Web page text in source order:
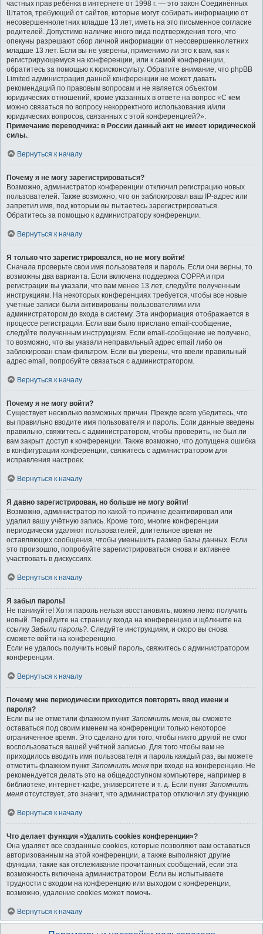
частных прав ребёнка в интернете от 1998 г. — это закон Соединённых
Штатов, требующий от сайтов, которые могут собирать информацию от
несовершеннолетних младше 13 лет, иметь на это письменное согласие
родителей. Допустимо наличие иного вида подтверждения того, что
опекуны разрешают сбор личной информации от несовершеннолетних
младше 13 лет. Если вы не уверены, применимо ли это к вам, как к
регистрирующемуся на конференции, или к самой конференции,
обратитесь за помощью к юрисконсульту. Обратите внимание, что phpBB
Limited администрация данной конференции не может давать
рекомендаций по правовым вопросам и не является объектом
юридических отношений, кроме указанных в ответе на вопрос «С кем
можно связаться по вопросу некорректного использования и/или
юридических вопросов, связанных с этой конференцией?».
Примечание переводчика: в России данный акт не имеет юридической
силы..
Вернуться к началу
Почему я не могу зарегистрироваться?
Возможно, администратор конференции отключил регистрацию новых
пользователей. Также возможно, что он заблокировал ваш IP-адрес или
запретил имя, под которым вы пытаетесь зарегистрироваться.
Обратитесь за помощью к администратору конференции.
Вернуться к началу
Я только что зарегистрировался, но не могу войти!
Сначала проверьте свои имя пользователя и пароль. Если они верны, то
возможны два варианта. Если включена поддержка COPPA и при
регистрации вы указали, что вам менее 13 лет, следуйте полученным
инструкциям. На некоторых конференциях требуется, чтобы все новые
учётные записи были активированы пользователями или
администратором до входа в систему. Эта информация отображается в
процессе регистрации. Если вам было прислано email-сообщение,
следуйте полученным инструкциям. Если email-сообщение не получено,
то возможно, что вы указали неправильный адрес email либо он
заблокирован спам-фильтром. Если вы уверены, что ввели правильный
адрес email, попробуйте связаться с администратором.
Вернуться к началу
Почему я не могу войти?
Существует несколько возможных причин. Прежде всего убедитесь, что
вы правильно вводите имя пользователя и пароль. Если данные введены
правильно, свяжитесь с администратором, чтобы проверить, не был ли
вам закрыт доступ к конференции. Также возможно, что допущена ошибка
в конфигурации конференции, свяжитесь с администратором для
исправления настроек.
Вернуться к началу
Я давно зарегистрирован, но больше не могу войти!
Возможно, администратор по какой-то причине деактивировал или
удалил вашу учётную запись. Кроме того, многие конференции
периодически удаляют пользователей, длительное время не
оставляющих сообщения, чтобы уменьшить размер базы данных. Если
это произошло, попробуйте зарегистрироваться снова и активнее
участвовать в дискуссиях.
Вернуться к началу
Я забыл пароль!
Не паникуйте! Хотя пароль нельзя восстановить, можно легко получить
новый. Перейдите на страницу входа на конференцию и щёлкните на
ссылку Забыли пароль?. Следуйте инструкциям, и скоро вы снова
сможете войти на конференцию.
Если не удалось получить новый пароль, свяжитесь с администратором
конференции.
Вернуться к началу
Почему мне периодически приходится повторять ввод имени и
пароля?
Если вы не отметили флажком пункт Запомнить меня, вы сможете
оставаться под своим именем на конференции только некоторое
ограниченное время. Это сделано для того, чтобы никто другой не смог
воспользоваться вашей учётной записью. Для того чтобы вам не
приходилось вводить имя пользователя и пароль каждый раз, вы можете
отметить флажком пункт Запомнить меня при входе на конференцию. Не
рекомендуется делать это на общедоступном компьютере, например в
библиотеке, интернет-кафе, университете и т. д. Если пункт Запомнить
меня отсутствует, это значит, что администратор отключил эту функцию.
Вернуться к началу
Что делает функция «Удалить cookies конференции»?
Она удаляет все созданные cookies, которые позволяют вам оставаться
авторизованным на этой конференции, а также выполняют другие
функции, такие как отслеживание прочитанных сообщений, если эта
возможность включена администратором. Если вы испытываете
трудности с входом на конференцию или выходом с конференции,
возможно, удаление cookies может помочь.
Вернуться к началу